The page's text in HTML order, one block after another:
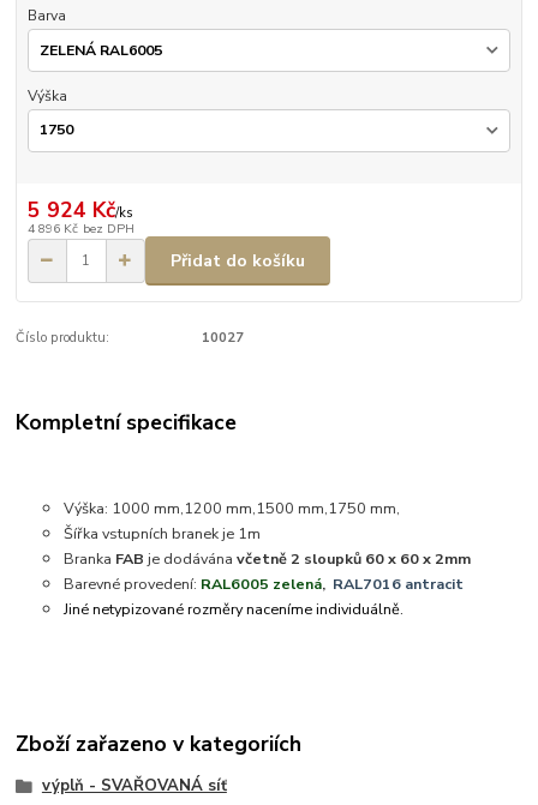
Barva
Výška
5 924 Kč/ks
4 896 Kč bez DPH
Přidat do košíku
Číslo produktu: 10027
Kompletní specifikace
Výška: 1000 mm,1200 mm,1500 mm,1750 mm,
Šířka vstupních branek je 1m
Branka FAB je dodávánavčetně 2 sloupků 60 x 60 x 2mm
Barevné provedení: RAL6005 zelená, RAL7016 antracit
Jiné netypizované rozměry naceníme individuálně.
Zboží zařazeno v kategoriích
výplň - SVAŘOVANÁ síť